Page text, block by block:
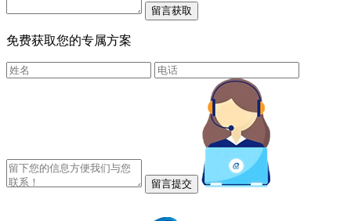
免费获取您的专属方案